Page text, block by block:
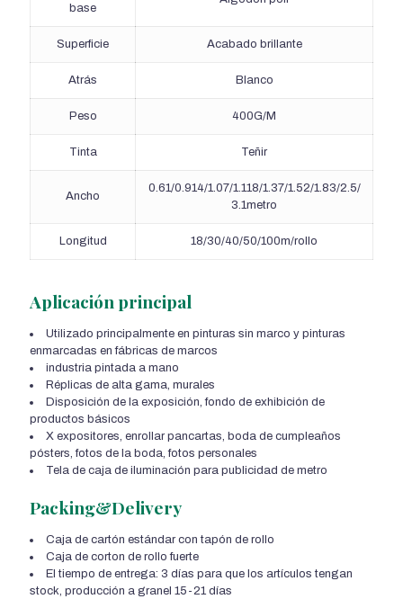
base
Superficie Acabado brillante
Atrás Blanco
Peso 400G/M
Tinta Teñir
Ancho
0.61/0.914/1.07/1.118/1.37/1.52/1.83/2.5/
3.1metro
Longitud 18/30/40/50/100m/rollo
Aplicación principal
Utilizado principalmente en pinturas sin marco y pinturas
enmarcadas en fábricas de marcos
industria pintada a mano
Réplicas de alta gama, murales
Disposición de la exposición, fondo de exhibición de
productos básicos
X expositores, enrollar pancartas, boda de cumpleaños
pósters, fotos de la boda, fotos personales
Tela de caja de iluminación para publicidad de metro
Packing&Delivery
Caja de cartón estándar con tapón de rollo
Caja de corton de rollo fuerte
El tiempo de entrega: 3 días para que los artículos tengan
stock, producción a granel 15-21 días